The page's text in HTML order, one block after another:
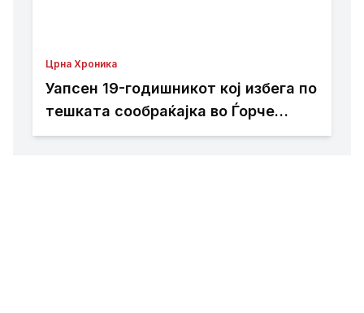
Црна Хроника
Уапсен 19-годишникот кој избега по
тешката сообраќајка во Ѓорче
Петров